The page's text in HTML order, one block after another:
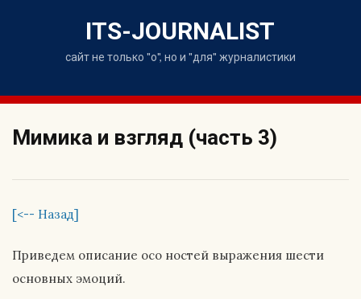
content
ITS-JOURNALIST
сайт не только "о", но и "для" журналистики
Мимика и взгляд (часть 3)
[<-- Назад]
Приведем описание осо ностей выражения шести
основных эмоций.